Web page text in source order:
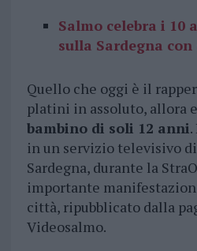
Salmo celebra i 10
sulla Sardegna
Quello che oggi è il
platini in assoluto, allora
bambino di soli 12 anni
in un servizio televisivo
Sardegna, durante la
importante
città, ripubblicato dalla
Videosalmo.